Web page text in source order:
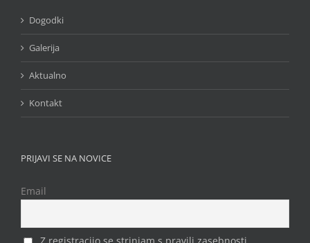
Dogodki
Galerija
Aktualno
Kontakt
PRIJAVI SE NA NOVICE
Email